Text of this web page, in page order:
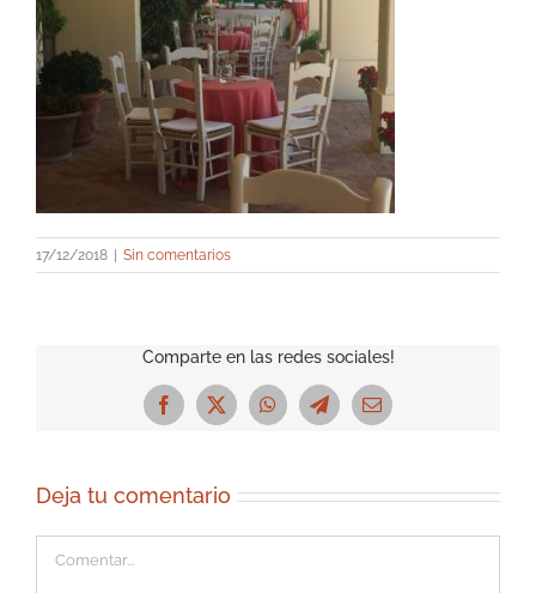
17/12/2018 Sin comentarios
Comparte en las redes sociales!
Facebook
X WhatsAppTelegramCorreo
Deja tu comentario